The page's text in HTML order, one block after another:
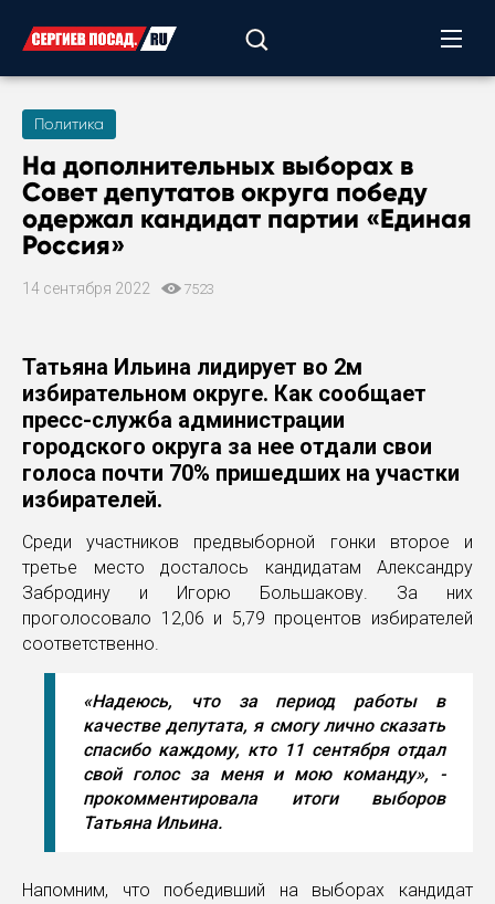
Политика
На дополнительных выборах в
Совет депутатов округа победу
одержал кандидат партии «Единая
Россия»
14 сентября 2022 7523
Татьяна Ильина лидирует во 2м
избирательном округе. Как сообщает
пресс-служба администрации
городского округа за нее отдали свои
голоса почти 70% пришедших на участки
избирателей.
Среди участников предвыборной гонки второе и
третье место досталось кандидатам Александру
Забродину и Игорю Большакову. За них
проголосовало 12,06 и 5,79 процентов избирателей
соответственно.
«Надеюсь, что за период работы в
качестве депутата, я смогу лично сказать
спасибо каждому, кто 11 сентября отдал
свой голос за меня и мою команду», -
прокомментировала итоги выборов
Татьяна Ильина.
Напомним, что победивший на выборах кандидат